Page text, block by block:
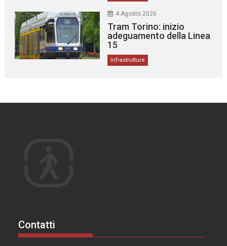
4 Agosto 2026
Tram Torino: inizio
adeguamento della Linea
15
Infrastrutture
Contatti